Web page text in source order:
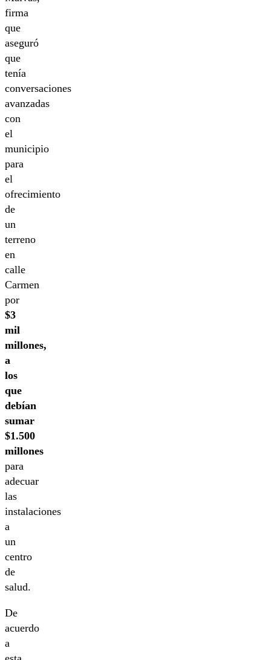
firma
que
aseguró
que
tenía
conversaciones
avanzadas
con
el
municipio
para
el
ofrecimiento
de
un
terreno
en
calle
Carmen
por
$3
mil
millones,
a
los
que
debían
sumar
$1.500
millones
para
adecuar
las
instalaciones
a
un
centro
de
salud.
De
acuerdo
a